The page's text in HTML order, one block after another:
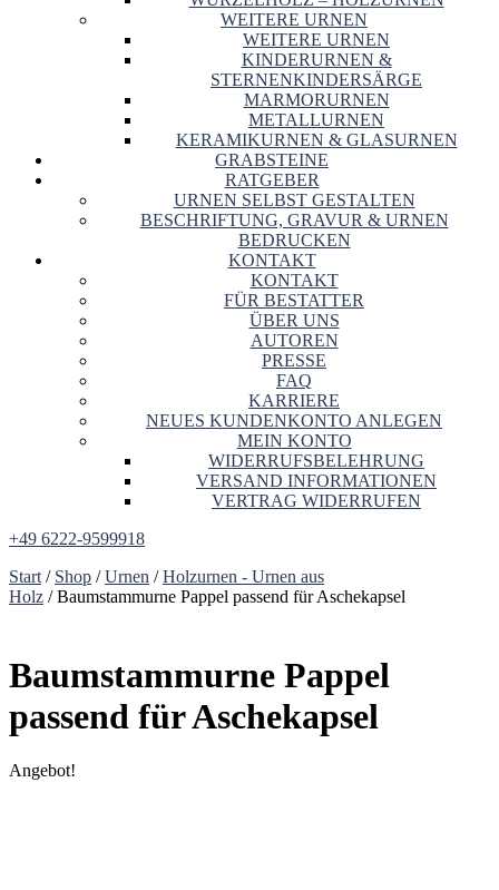
WEITERE URNEN
WEITERE URNEN
KINDERURNEN &
STERNENKINDERSÄRGE
MARMORURNEN
METALLURNEN
KERAMIKURNEN & GLASURNEN
GRABSTEINE
RATGEBER
URNEN SELBST GESTALTEN
BESCHRIFTUNG, GRAVUR & URNEN
BEDRUCKEN
KONTAKT
KONTAKT
FÜR BESTATTER
ÜBER UNS
AUTOREN
PRESSE
FAQ
KARRIERE
NEUES KUNDENKONTO ANLEGEN
MEIN KONTO
WIDERRUFSBELEHRUNG
VERSAND INFORMATIONEN
VERTRAG WIDERRUFEN
+49 6222-9599918
Start / Shop /Urnen /Holzurnen - Urnen aus
Holz / Baumstammurne Pappel passend für Aschekapsel
Baumstammurne Pappel
passend für Aschekapsel
Angebot!